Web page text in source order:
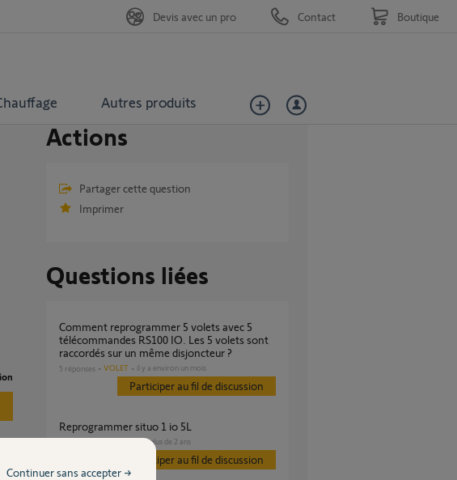
Autres produits
Devis avec un pro Contact Boutique
Actions
Partager cette question
Imprimer
Questions liées
Comment reprogrammer 5 volets avec 5
télécommandes RS100 IO. Les 5 volets sont
raccordés sur un même disjoncteur ?
5 réponses VOLET il y a environ un mois
Participer au fil de discussion
reprogrammer situo 1 io 5L
VOLET il y a plus de 2 ans
Participer au fil de discussion
Continuer sans accepter →